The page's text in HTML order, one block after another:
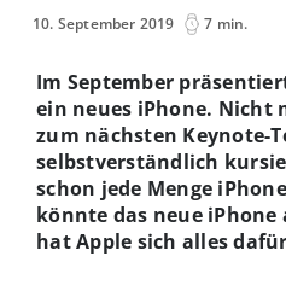
10. September 2019 7 min.
Im September
ein neues iPhone. Nicht
zum nächsten Keynote-
selbstverständlich
schon jede Menge
könnte das neue iPhone
hat Apple sich alles